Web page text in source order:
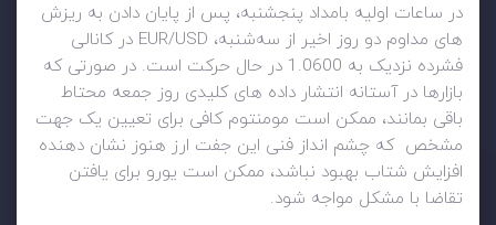
در ساعات اولیه بامداد پنجشنبه، پس از پایان دادن به ریزش
های مداوم دو روز اخیر از سه‌شنبه، EUR/USD در کانالی
فشرده نزدیک به 1.0600 در حال حرکت است. در صورتی که
بازارها در آستانه انتشار داده های کلیدی روز جمعه محتاط
باقی بمانند، ممکن است مومنتوم کافی برای تعیین یک جهت
مشخص که چشم انداز فنی این جفت ارز هنوز نشان دهنده
افزایش شتاب بهبود نباشد، ممکن است یورو برای یافتن
تقاضا با مشکل مواجه شود.